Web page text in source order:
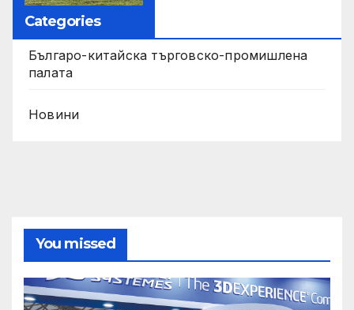
Categories
Българо-китайска търговско-промишлена
палата
Новини
You missed